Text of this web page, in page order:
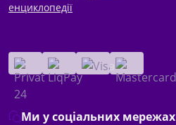
енциклопедії
Ми у соціальних мережах